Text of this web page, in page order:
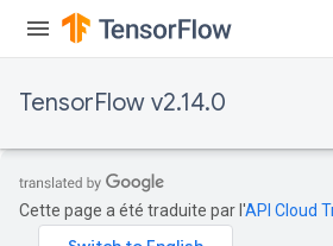
TensorFlow v2.14.0
Cette page a été traduite par l'API Cloud